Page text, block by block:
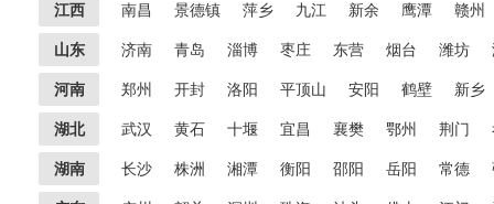
江西 南昌 景德镇 萍乡 九江 新余 鹰潭 赣州
山东 济南 青岛 淄博 枣庄 东营 烟台 潍坊
河南 郑州 开封 洛阳 平顶山 安阳 鹤壁 新乡
湖北 武汉 黄石 十堰 宜昌 襄樊 鄂州 荆门
湖南 长沙 株洲 湘潭 衡阳 邵阳 岳阳 常德